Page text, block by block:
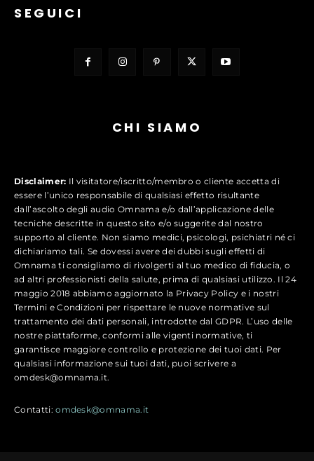
SEGUICI
CHI SIAMO
Disclaimer: Il visitatore/iscritto/membro o cliente accetta di
essere l’unico responsabile di qualsiasi effetto risultante
dall’ascolto degli audio Omnama e/o dall’applicazione delle
tecniche descritte in questo sito e/o suggerite dal nostro
supporto al cliente. Non siamo medici, psicologi, psichiatri né ci
dichiariamo tali. Se dovessi avere dei dubbi sugli effetti di
Omnama ti consigliamo di rivolgerti al tuo medico di fiducia, o
ad altri professionisti della salute, prima di qualsiasi utilizzo. Il 24
maggio 2018 abbiamo aggiornato la Privacy Policy e i nostri
Termini e Condizioni per rispettare le nuove normative sul
trattamento dei dati personali, introdotte dal GDPR. L’uso delle
nostre piattaforme, conformi alle vigenti normative, ti
garantisce maggiore controllo e protezione dei tuoi dati. Per
qualsiasi informazione sui tuoi dati, puoi scrivere a
omdesk@omnama.it.
Contatti:omdesk@omnama.it